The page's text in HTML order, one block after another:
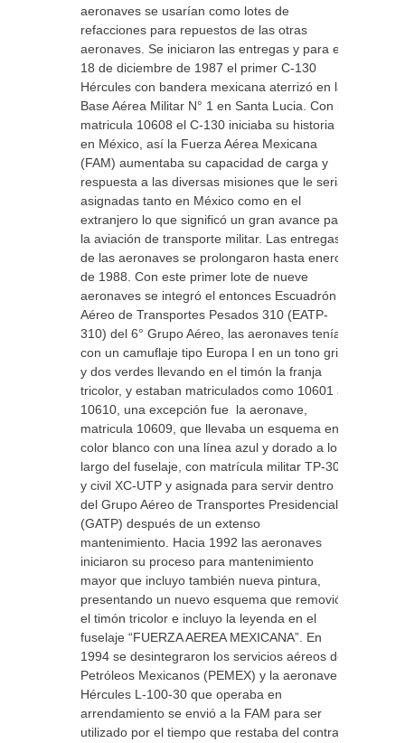
aeronaves se usarían como lotes de
refacciones para repuestos de las otras
aeronaves. Se iniciaron las entregas y para el
18 de diciembre de 1987 el primer C-130
Hércules con bandera mexicana aterrizó en la
Base Aérea Militar N° 1 en Santa Lucia. Con la
matricula 10608 el C-130 iniciaba su historia
en México, así la Fuerza Aérea Mexicana
(FAM) aumentaba su capacidad de carga y
respuesta a las diversas misiones que le serian
asignadas tanto en México como en el
extranjero lo que significó un gran avance para
la aviación de transporte militar. Las entregas
de las aeronaves se prolongaron hasta enero
de 1988. Con este primer lote de nueve
aeronaves se integró el entonces Escuadrón
Aéreo de Transportes Pesados 310 (EATP-
310) del 6° Grupo Aéreo, las aeronaves tenían
con un camuflaje tipo Europa I en un tono gris
y dos verdes llevando en el timón la franja
tricolor, y estaban matriculados como 10601 a
10610, una excepción fue la aeronave,
matricula 10609, que llevaba un esquema en
color blanco con una línea azul y dorado a lo
largo del fuselaje, con matrícula militar TP-300
y civil XC-UTP y asignada para servir dentro
del Grupo Aéreo de Transportes Presidenciales
(GATP) después de un extenso
mantenimiento. Hacia 1992 las aeronaves
iniciaron su proceso para mantenimiento
mayor que incluyo también nueva pintura,
presentando un nuevo esquema que removió
el timón tricolor e incluyo la leyenda en el
fuselaje “FUERZA AEREA MEXICANA”. En
1994 se desintegraron los servicios aéreos de
Petróleos Mexicanos (PEMEX) y la aeronave
Hércules L-100-30 que operaba en
arrendamiento se envió a la FAM para ser
utilizado por el tiempo que restaba del contrato